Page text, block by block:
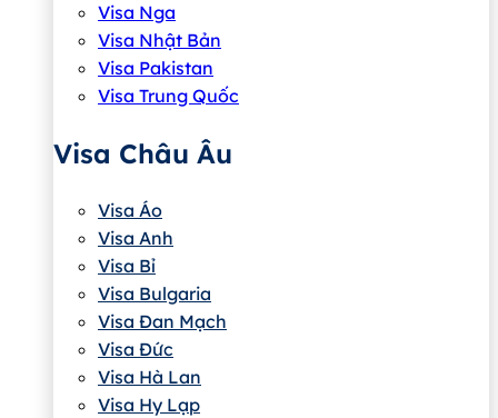
Visa Nga
Visa Nhật Bản
Visa Pakistan
Visa Trung Quốc
Visa Châu Âu
Visa Áo
Visa Anh
Visa Bỉ
Visa Bulgaria
Visa Đan Mạch
Visa Đức
Visa Hà Lan
Visa Hy Lạp